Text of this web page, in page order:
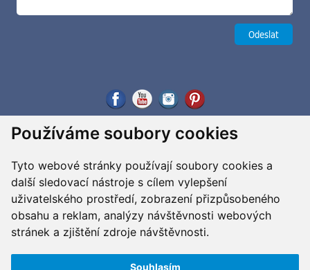
Používáme soubory cookies
Tyto webové stránky používají soubory cookies a
další sledovací nástroje s cílem vylepšení
uživatelského prostředí, zobrazení přizpůsobeného
obsahu a reklam, analýzy návštěvnosti webových
stránek a zjištění zdroje návštěvnosti.
Souhlasím